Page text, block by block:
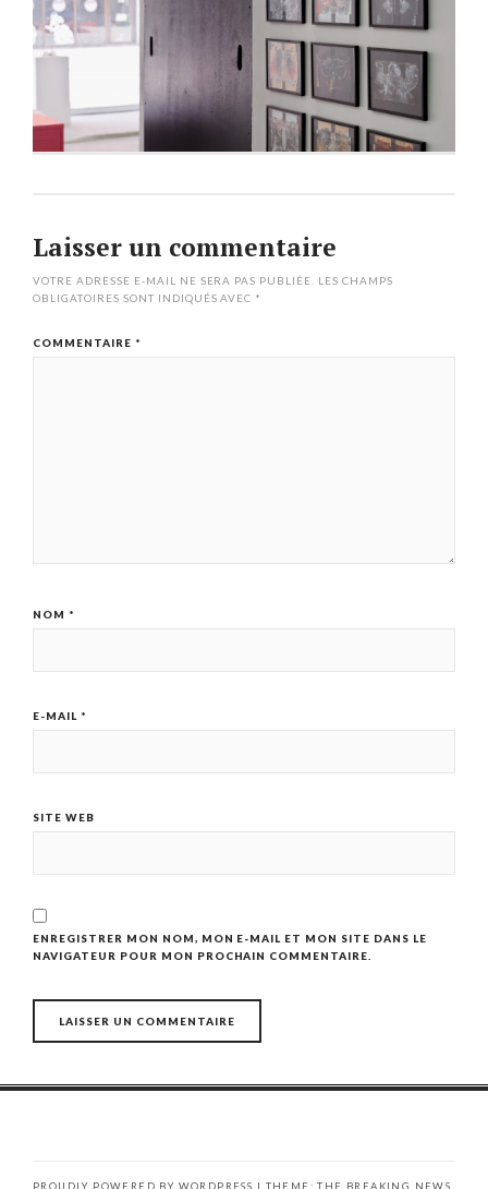
Laisser un commentaire
VOTRE ADRESSE E-MAIL NE SERA PAS PUBLIÉE.
LES CHAMPS
OBLIGATOIRES SONT INDIQUÉS AVEC *
COMMENTAIRE *
NOM *
E-MAIL *
SITE WEB
ENREGISTRER MON NOM, MON E-MAIL ET MON SITE DANS LE
NAVIGATEUR POUR MON PROCHAIN COMMENTAIRE.
PROUDLY POWERED BY WORDPRESS | THEME: THE BREAKING NEWS